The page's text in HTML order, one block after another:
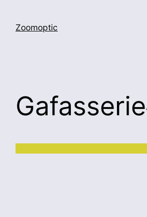
Zoomoptic